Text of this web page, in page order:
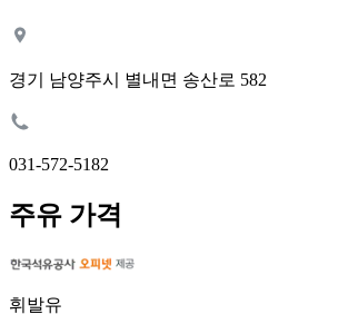
경기 남양주시 별내면 송산로 582
031-572-5182
주유 가격
휘발유